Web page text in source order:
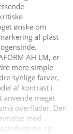
ønske om
af plast
AH LM, er
mere simple
synlige farver,
af kontrast i
anvende meget
overflader. Den
med
og